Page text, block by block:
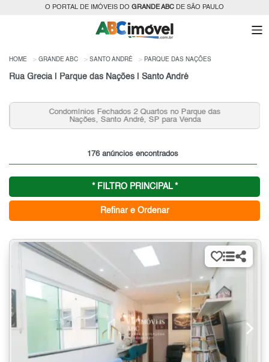
O PORTAL DE IMÓVEIS DO GRANDE ABC DE SÃO PAULO
HOME GRANDE ABC SANTO ANDRÉ PARQUE DAS NAÇÕES
Rua Grecia | Parque das Nações | Santo André
Condomínios Fechados 2 Quartos no Parque das
Nações, Santo André, SP para Venda
176 anúncios encontrados
* FILTRO PRINCIPAL *
Refinar e Ordenar